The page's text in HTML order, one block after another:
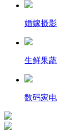
婚嫁摄影
生鲜果蔬
数码家电